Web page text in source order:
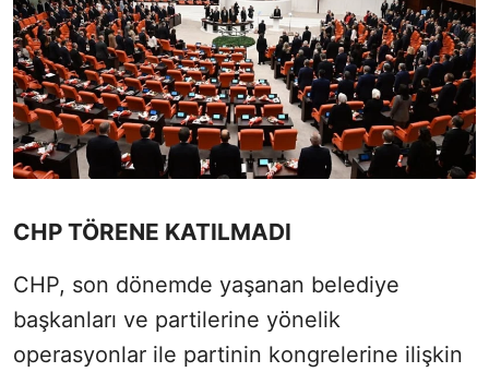
CHP TÖRENE KATILMADI
CHP, son dönemde yaşanan belediye
başkanları ve partilerine yönelik
operasyonlar ile partinin kongrelerine ilişkin